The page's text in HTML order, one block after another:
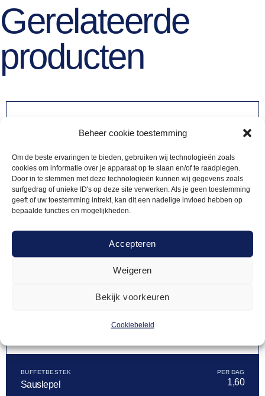
Beheer cookie toestemming
Om de beste ervaringen te bieden, gebruiken wij technologieën zoals
cookies om informatie over je apparaat op te slaan en/of te raadplegen.
Door in te stemmen met deze technologieën kunnen wij gegevens zoals
surfgedrag of unieke ID's op deze site verwerken. Als je geen toestemming
geeft of uw toestemming intrekt, kan dit een nadelige invloed hebben op
bepaalde functies en mogelijkheden.
Accepteren
Weigeren
Bekijk voorkeuren
Cookiebeleid
Gerelateerde
producten
BUFFETBESTEK
Sauslepel 1,60